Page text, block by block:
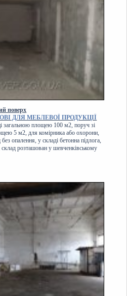
поверх
ДЛЯ МЕБЛЕВОЇ ПРОДУКЦІЇ
загальною площею 100 м2, поруч зі
5 м2, для комірника або охорони,
опалення, у складі бетонна підлога,
розташован у шевченківському